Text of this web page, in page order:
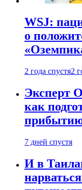
WSJ:
о
2 года спустя2
Эксперт
как
прибытию
7 дней спустя
И в